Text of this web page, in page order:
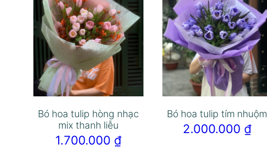
Bó hoa tulip hòng nhạc
mix thanh liễu
1.700.000 ₫
Bó hoa tulip tím nhuộm
2.000.000 ₫